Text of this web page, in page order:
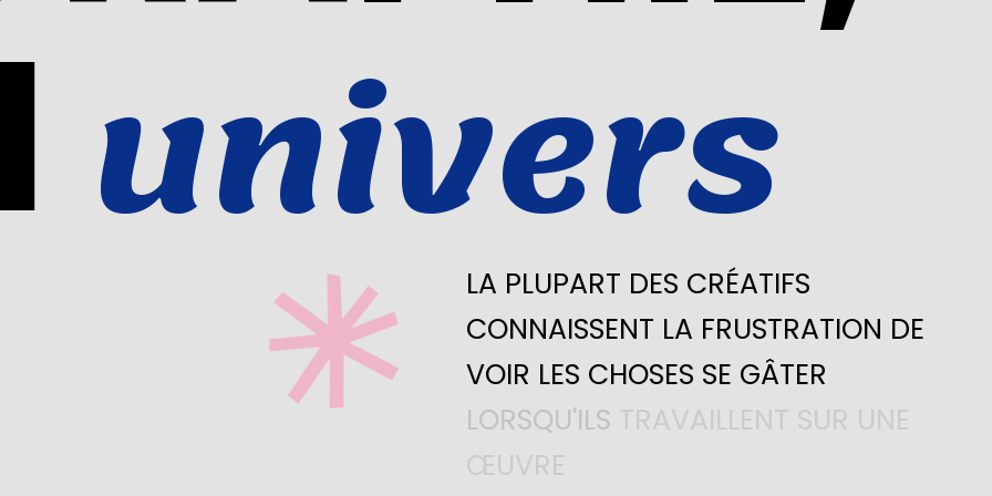
univers
LA PLUPART DES CRÉATIFS
CONNAISSENT LA FRUSTRATION DE
VOIR LES CHOSES SE GÂTER
LORSQU'ILS